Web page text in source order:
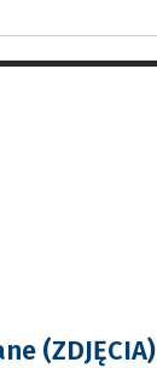
(ZDJĘCIA)